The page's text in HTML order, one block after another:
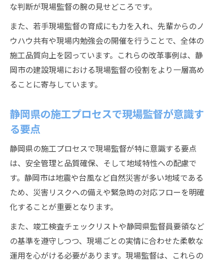
な判断が現場監督の腕の見せどころです。
また、若手現場監督の育成にも力を入れ、先輩からのノ
ウハウ共有や現場内勉強会の開催を行うことで、全体の
施工品質向上を図っています。これらの改革事例は、静
岡市の建設現場における現場監督の役割をより一層高め
ることに寄与しています。
静岡県の施工プロセスで現場監督が意識す
る要点
静岡県の施工プロセスで現場監督が特に意識する要点
は、安全管理と品質確保、そして地域特性への配慮で
す。静岡市は地震や台風など自然災害が多い地域である
ため、災害リスクへの備えや緊急時の対応フローを明確
化することが重要となります。
また、竣工検査チェックリストや静岡県監督員要領など
の基準を遵守しつつ、現場ごとの実情に合わせた柔軟な
運用を心がける必要があります。現場監督は、これらの